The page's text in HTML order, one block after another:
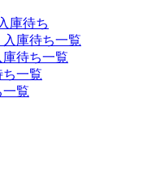
庫待ち
庫待ち一覧
待ち一覧
一覧
一覧